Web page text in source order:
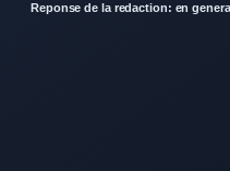
Reponse de la redaction: en